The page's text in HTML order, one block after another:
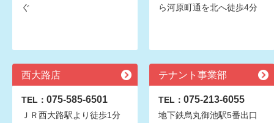
ぐ
ら河原町通を北へ徒歩4分
西大路店
TEL： 075-585-6501
ＪＲ西大路駅より徒歩1分
テナント事業部
TEL： 075-213-6055
地下鉄烏丸御池駅5番出口